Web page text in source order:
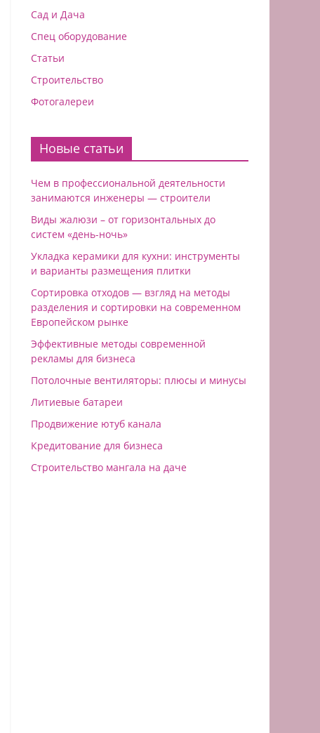
Сад и Дача
Спец оборудование
Статьи
Строительство
Фотогалереи
Новые статьи
Чем в профессиональной деятельности
занимаются инженеры — строители
Виды жалюзи – от горизонтальных до
систем «день-ночь»
Укладка керамики для кухни: инструменты
и варианты размещения плитки
Сортировка отходов — взгляд на методы
разделения и сортировки на современном
Европейском рынке
Эффективные методы современной
рекламы для бизнеса
Потолочные вентиляторы: плюсы и минусы
Литиевые батареи
Продвижение ютуб канала
Кредитование для бизнеса
Строительство мангала на даче